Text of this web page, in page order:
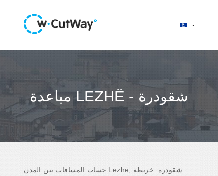
مباعدة LEZHË - شقودرة
حساب المسافات بين المدن Lezhë, شقودرة. خريطة